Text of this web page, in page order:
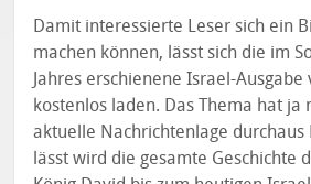
Damit interessierte Leser sich ein
machen können, lässt sich die im
Jahres erschienene Israel-Ausgabe
kostenlos laden. Das Thema hat ja
aktuelle Nachrichtenlage durchaus
lässt wird die gesamte Geschichte